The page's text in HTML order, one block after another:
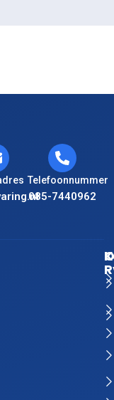
Telefoonnummer
085-7440962